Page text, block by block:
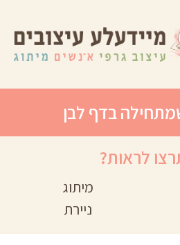
בדף לבן
לראות?
מיתוג
ניירת